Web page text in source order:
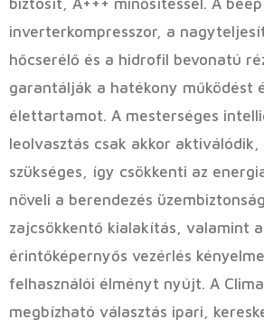
inverterkompresszor, a
hőcserélő és a hidrofil bevonatú
garantálják a hatékony működést
élettartamot. A mesterséges
leolvasztás csak akkor
szükséges, így csökkenti az
növeli a berendezés
zajcsökkentő kialakítás, valamint
érintőképernyős vezérlés
felhasználói élményt nyújt. A
megbízható választás ipari,